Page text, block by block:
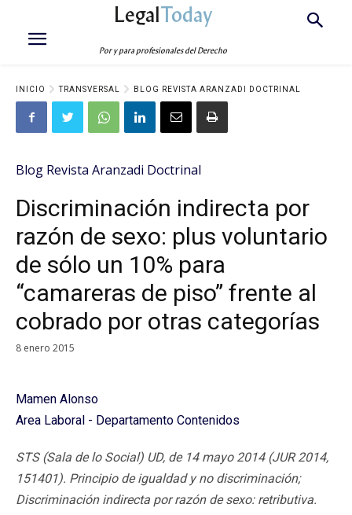
LegalToday
Por y para profesionales del Derecho
INICIO TRANSVERSAL BLOG REVISTA ARANZADI DOCTRINAL
Blog Revista Aranzadi Doctrinal
Discriminación indirecta por
razón de sexo: plus voluntario
de sólo un 10% para
“camareras de piso” frente al
cobrado por otras categorías
8 enero 2015
Mamen Alonso
Area Laboral - Departamento Contenidos
STS (Sala de lo Social) UD, de 14 mayo 2014 (JUR 2014,
151401). Principio de igualdad y no discriminación;
Discriminación indirecta por razón de sexo: retributiva.